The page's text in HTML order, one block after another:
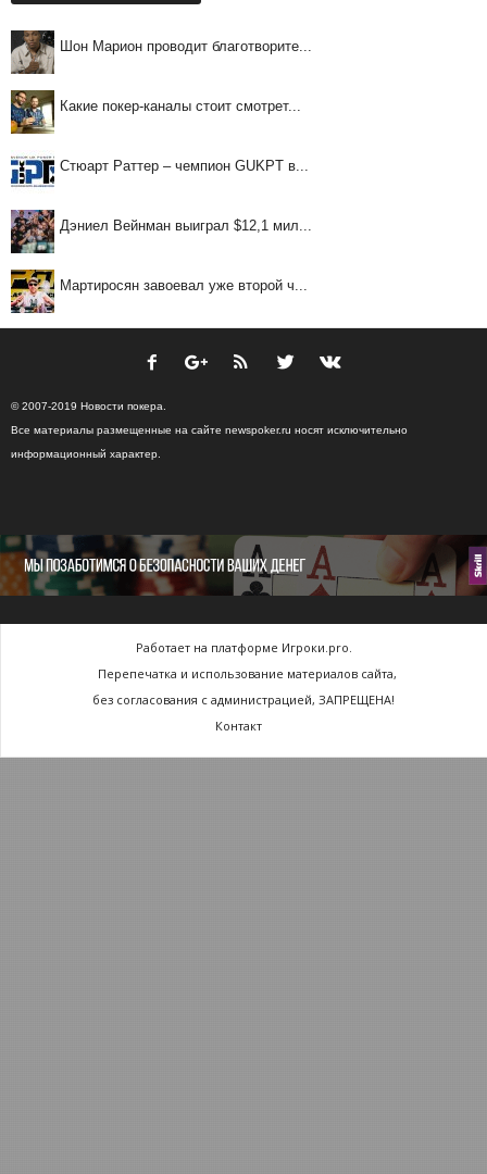
Шон Марион проводит благотворите...
Какие покер-каналы стоит смотрет...
Стюарт Раттер – чемпион GUKPT в...
Дэниел Вейнман выиграл $12,1 мил...
Мартиросян завоевал уже второй ч...
© 2007-2019 Новости покера.
Все материалы размещенные на сайте newspoker.ru носят исключительно
информационный характер.
Работает на платформе Игроки.pro.
Перепечатка и использование материалов сайта,
без согласования с администрацией, ЗАПРЕЩЕНА!
Контакт